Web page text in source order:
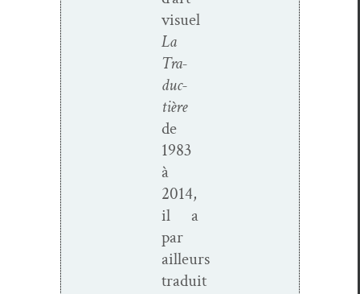
visuel
La
Tra­
duc­
tière
de
1983
à
2014,
il a
par
ailleurs
traduit